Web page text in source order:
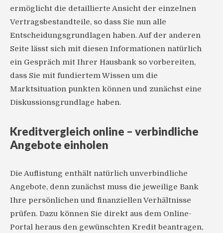
ermöglicht die detaillierte Ansicht der einzelnen
Vertragsbestandteile, so dass Sie nun alle
Entscheidungsgrundlagen haben. Auf der anderen
Seite lässt sich mit diesen Informationen natürlich
ein Gespräch mit Ihrer Hausbank so vorbereiten,
dass Sie mit fundiertem Wissen um die
Marktsituation punkten können und zunächst eine
Diskussionsgrundlage haben.
Kreditvergleich online – verbindliche
Angebote einholen
Die Auflistung enthält natürlich unverbindliche
Angebote, denn zunächst muss die jeweilige Bank
Ihre persönlichen und finanziellen Verhältnisse
prüfen. Dazu können Sie direkt aus dem Online-
Portal heraus den gewünschten Kredit beantragen,